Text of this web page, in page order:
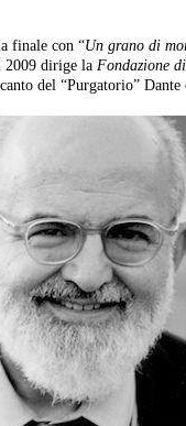
finale con “Un grano di
2009 dirige la Fondazione
del “Purgatorio” Dante